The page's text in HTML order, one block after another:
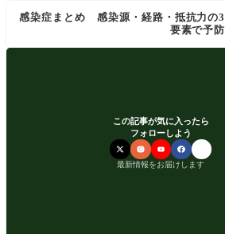
感染症まとめ 感染源・経路・抵抗力の3
要素で予防
この記事が気に入ったら
フォローしよう
最新情報をお届けします